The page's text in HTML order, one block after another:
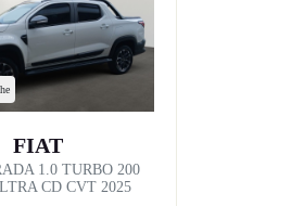
FIAT
1.0 TURBO 200
CD CVT 2025